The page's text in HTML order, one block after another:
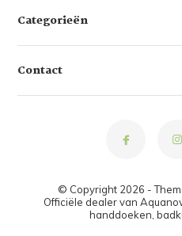
Categorieën
Contact
© Copyright 2026 -
Officiële dealer van
handdoeken,